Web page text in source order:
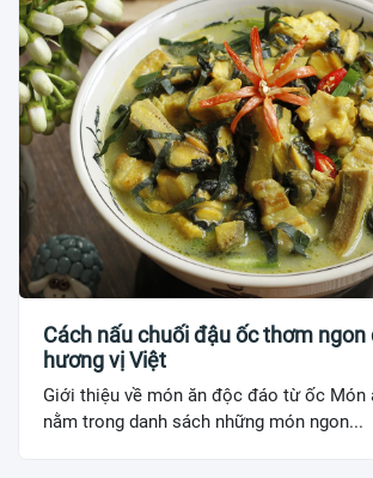
Cách nấu chuối đậu ốc thơm
hương vị Việt
Giới thiệu về món ăn độc đáo từ ốc Món
nằm trong danh sách những món ngon...